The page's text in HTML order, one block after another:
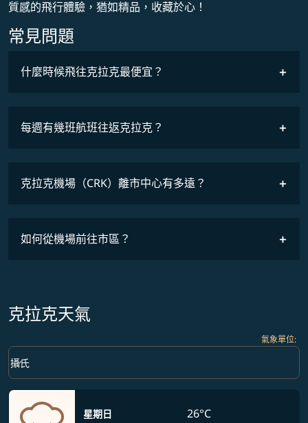
質感的飛行體驗，猶如精品，收藏於心！
常見問題
什麼時候飛往克拉克最便宜？
COSMILE會員
每週有幾班航班往返克拉克？
克拉克機場（CRK）離市中心有多遠？
如何從機場前往市區？
克拉克天氣
氣象單位:
Weather unit option 攝氏 Selected
攝氏
keyboard_arrow_down
星期日
26°C